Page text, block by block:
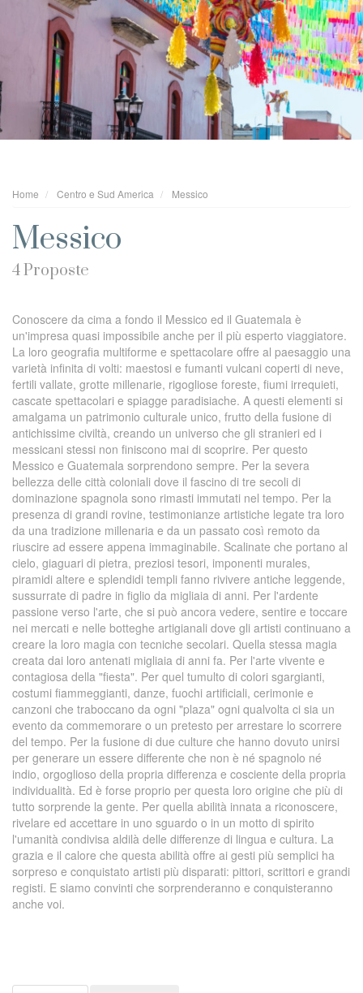
Home Centro e Sud America Messico
Messico
4 Proposte
Conoscere da cima a fondo il Messico ed il Guatemala è
un'impresa quasi impossibile anche per il più esperto viaggiatore.
La loro geografia multiforme e spettacolare offre al paesaggio una
varietà infinita di volti: maestosi e fumanti vulcani coperti di neve,
fertili vallate, grotte millenarie, rigogliose foreste, fiumi irrequieti,
cascate spettacolari e spiagge paradisiache. A questi elementi si
amalgama un patrimonio culturale unico, frutto della fusione di
antichissime civiltà, creando un universo che gli stranieri ed i
messicani stessi non finiscono mai di scoprire. Per questo
Messico e Guatemala sorprendono sempre. Per la severa
bellezza delle città coloniali dove il fascino di tre secoli di
dominazione spagnola sono rimasti immutati nel tempo. Per la
presenza di grandi rovine, testimonianze artistiche legate tra loro
da una tradizione millenaria e da un passato così remoto da
riuscire ad essere appena immaginabile. Scalinate che portano al
cielo, giaguari di pietra, preziosi tesori, imponenti murales,
piramidi altere e splendidi templi fanno rivivere antiche leggende,
sussurrate di padre in figlio da migliaia di anni. Per l'ardente
passione verso l'arte, che si può ancora vedere, sentire e toccare
nei mercati e nelle botteghe artigianali dove gli artisti continuano a
creare la loro magia con tecniche secolari. Quella stessa magia
creata dai loro antenati migliaia di anni fa. Per l'arte vivente e
contagiosa della "fiesta". Per quel tumulto di colori sgargianti,
costumi fiammeggianti, danze, fuochi artificiali, cerimonie e
canzoni che traboccano da ogni "plaza" ogni qualvolta ci sia un
evento da commemorare o un pretesto per arrestare lo scorrere
del tempo. Per la fusione di due culture che hanno dovuto unirsi
per generare un essere differente che non è né spagnolo né
indio, orgoglioso della propria differenza e cosciente della propria
individualità. Ed è forse proprio per questa loro origine che più di
tutto sorprende la gente. Per quella abilità innata a riconoscere,
rivelare ed accettare in uno sguardo o in un motto di spirito
l'umanità condivisa aldilà delle differenze di lingua e cultura. La
grazia e il calore che questa abilità offre ai gesti più semplici ha
sorpreso e conquistato artisti più disparati: pittori, scrittori e grandi
registi. E siamo convinti che sorprenderanno e conquisteranno
anche voi.